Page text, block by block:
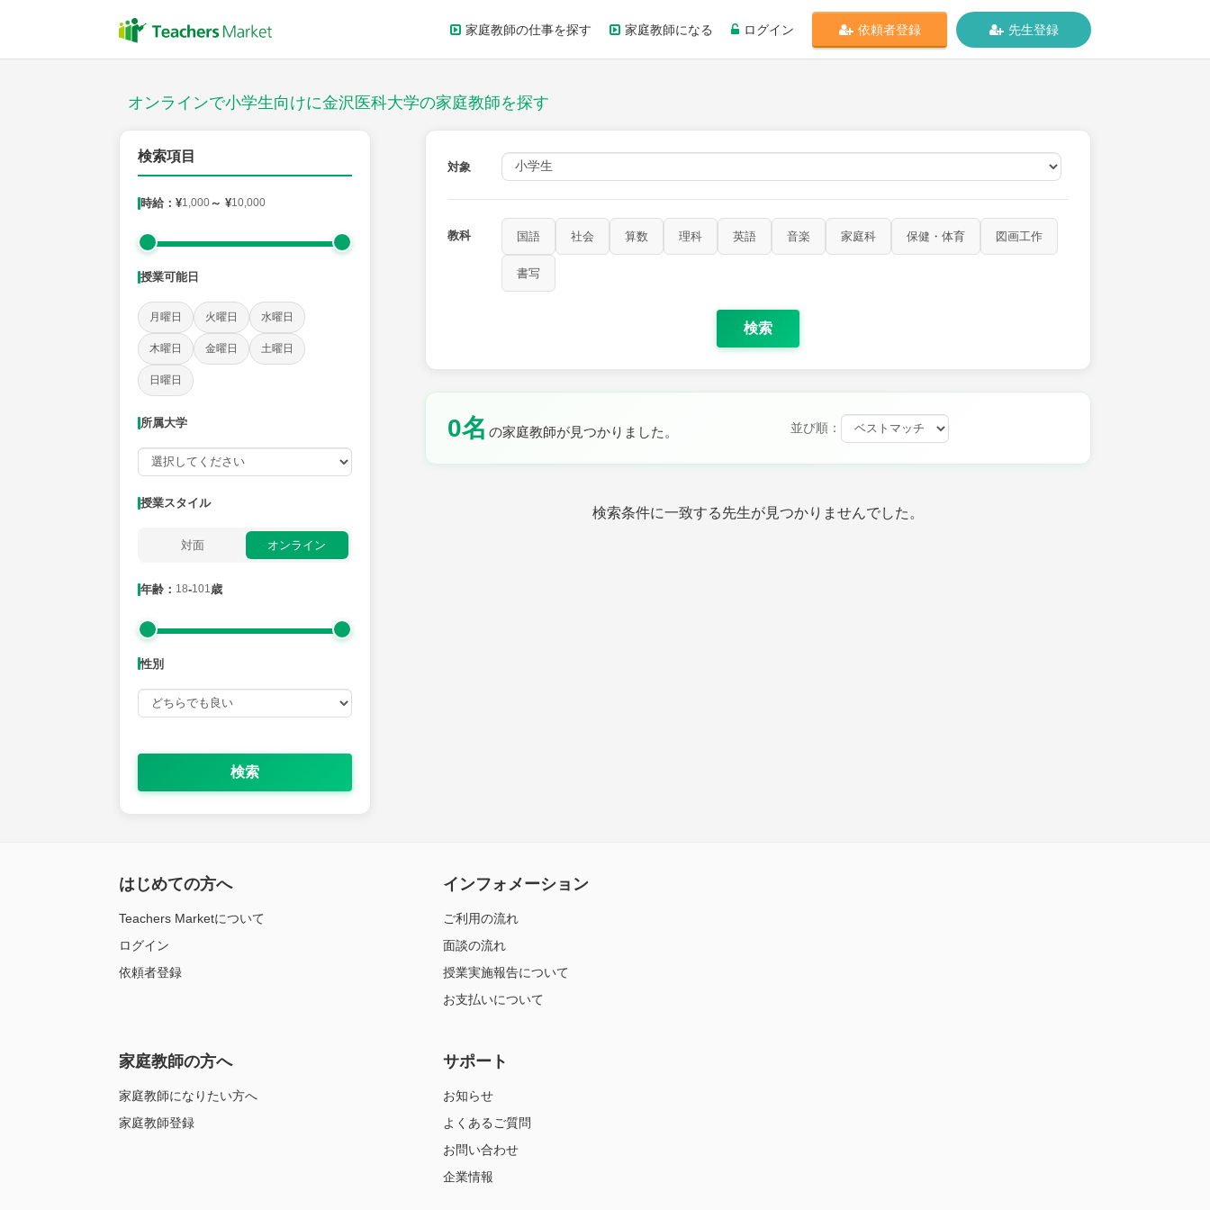
家庭教師の仕事を探す 家庭教師になる ログイン 依頼者登録 先生登録
オンラインで小学生向けに金沢医科大学の家庭教師を探す
検索項目
時給：¥1,000～ ¥10,000
授業可能日
月曜日 火曜日 水曜日
木曜日 金曜日 土曜日
日曜日
所属大学
授業スタイル
対面 オンライン
年齢： 18-101歳
性別
検索
対象
教科 国語 社会 算数 理科 英語 音楽 家庭科 保健・体育 図画工作
書写
検索
0名 の家庭教師が見つかりました。 並び順：
検索条件に一致する先生が見つかりませんでした。
授業スタイル
社会 保健・体育 図画工作 書写
時給：¥1,000 ～ ¥10,000
授業可能日
火曜日 土曜日 日曜日
所属大学
はじめての方へ
Teachers Marketについて
ログイン
依頼者登録
インフォメーション
ご利用の流れ
面談の流れ
授業実施報告について
お支払いについて
家庭教師の方へ
家庭教師になりたい方へ
家庭教師登録
サポート
お知らせ
よくあるご質問
お問い合わせ
企業情報